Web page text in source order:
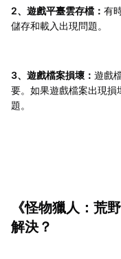
2、遊戲平臺雲存檔： 有
儲存和載入出現問題。
3、遊戲檔案損壞： 遊戲
要。如果遊戲檔案出現損
題。
《怪物獵人：荒
解決？